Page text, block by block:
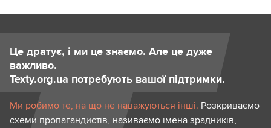
Це дратує, і ми це знаємо. Але це дуже
важливо.
Texty.org.ua потребують вашої підтримки.
Ми робимо те, на що не наважуються інші. Розкриваємо
схеми пропагандистів, називаємо імена зрадників,